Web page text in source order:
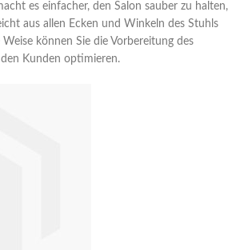
es einfacher, den Salon sauber zu halten,
aus allen Ecken und Winkeln des Stuhls
können Sie die Vorbereitung des
Kunden optimieren.